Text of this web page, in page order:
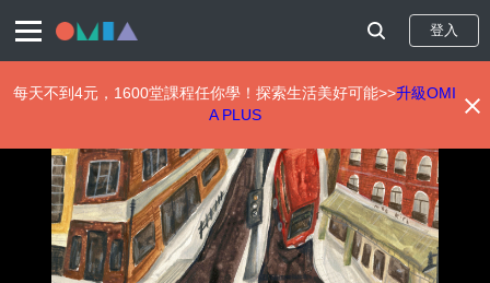
登入
每天不到4元，1600堂課程任你學！探索生活美好可能>>升級OMI
A PLUS